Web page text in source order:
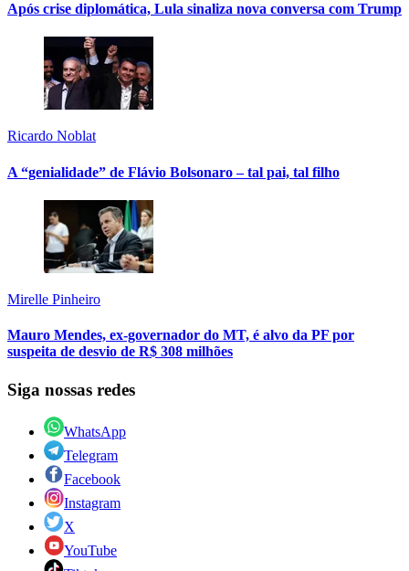
Após crise diplomática, Lula sinaliza nova conversa com Trump
Ricardo Noblat
A “genialidade” de Flávio Bolsonaro – tal pai, tal filho
Mirelle Pinheiro
Mauro Mendes, ex-governador do MT, é alvo da PF por
suspeita de desvio de R$ 308 milhões
Siga nossas redes
WhatsApp
Telegram
Facebook
Instagram
X
YouTube